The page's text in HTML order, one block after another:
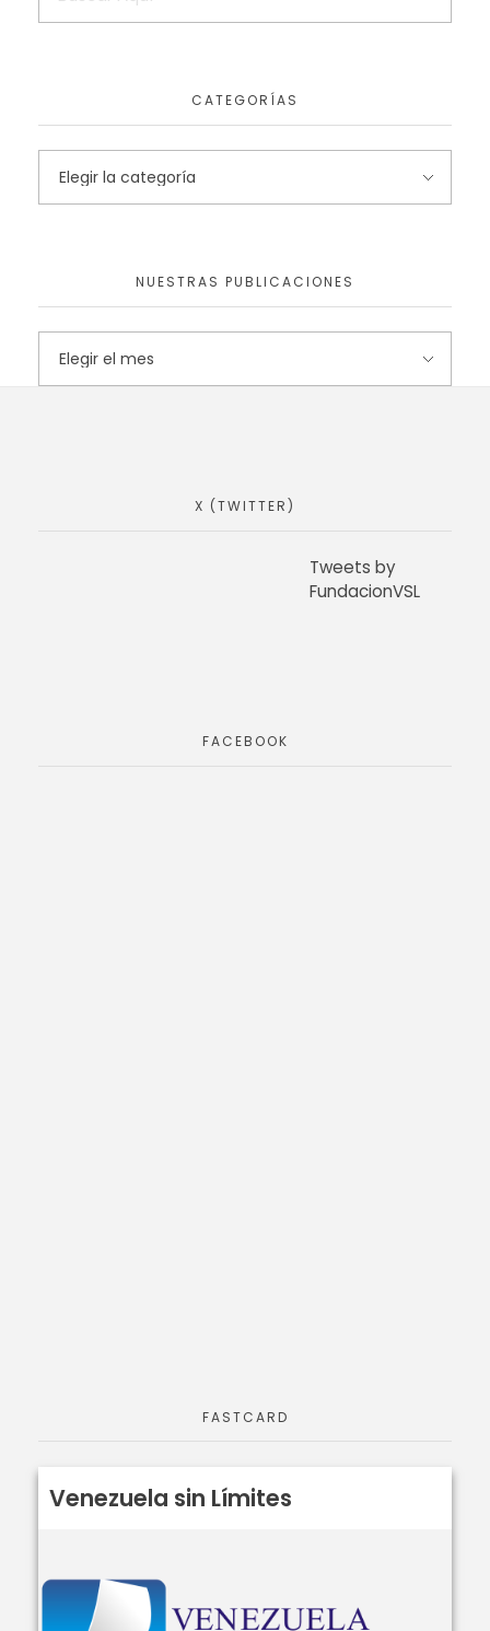
CATEGORÍAS
NUESTRAS PUBLICACIONES
X (TWITTER)
Tweets by
FundacionVSL
FACEBOOK
FASTCARD
Venezuela sin Límites